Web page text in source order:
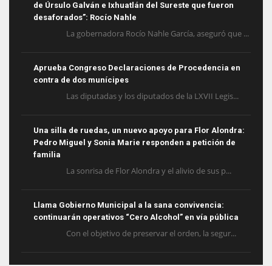
de Úrsulo Galván e Ixhuatlán del Sureste que fueron
desaforados”: Rocío Nahle
La gobernadora Rocío Nahle García, aseguró que ...
Aprueba Congreso Declaraciones de Procedencia en
contra de dos munícipes
Las diputadas y los diputados de la LXVII Legis...
Una silla de ruedas, un nuevo apoyo para Flor Alondra:
Pedro Miguel y Sonia Marie responden a petición de
familia
La sonrisa de Flor Alondra y el alivio de sus p...
Llama Gobierno Municipal a la sana convivencia:
continuarán operativos “Cero Alcohol” en vía pública
Con el objetivo de preservar el orden, la segur...